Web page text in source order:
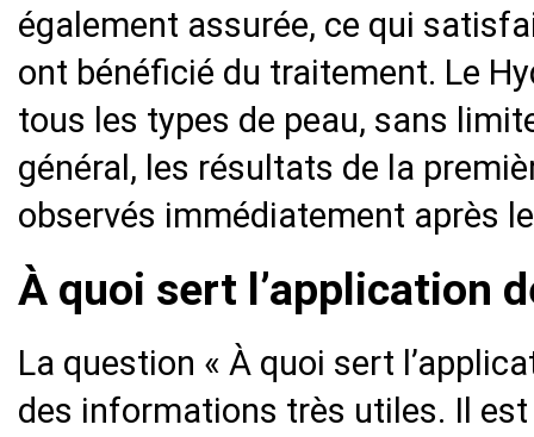
également assurée, ce qui
ont bénéficié du traitement. Le
tous les types de peau, sans
général, les résultats de la
observés immédiatement après
À quoi sert l’application
La question « À quoi sert
des informations très utiles. Il est